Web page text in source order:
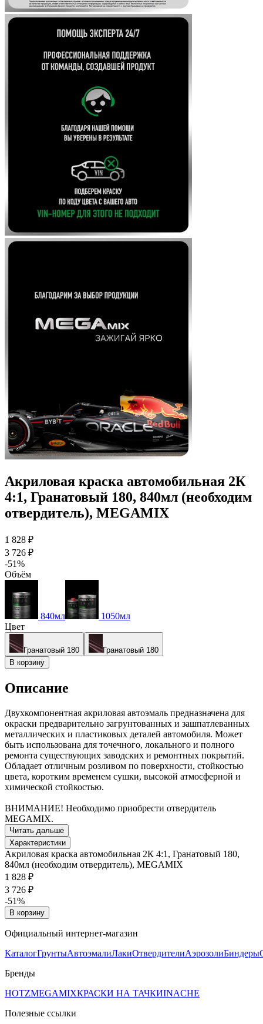
Акриловая краска автомобильная 2К
4:1, Гранатовый 180, 840мл (необходим
отвердитель), MEGAMIX
1 828 ₽
3 726 ₽
-51%
Объём
840мл
1050мл
Цвет
Гранатовый 180
Гранатовый 180
В корзину
Описание
Двухкомпонентная акриловая автоэмаль предназначена для
окраски предварительно загрунтованных и зашпатлеванных
металлических и пластиковых деталей автомобиля. Может
быть использована для точечного, локального и полного
ремонта существующих заводских и ремонтных покрытий.
Обладает отличным розливом по поверхности, стойкостью
цвета, коротким временем сушки, высокой атмосферной и
химической стойкостью.
ВНИМАНИЕ! Необходимо приобрести отвердитель
MEGAMIX.
Читать дальше
Характеристики
Акриловая краска автомобильная 2К 4:1, Гранатовый 180,
840мл (необходим отвердитель), MEGAMIX
1 828 ₽
3 726 ₽
-51%
В корзину
Официальный интернет-магазин
КаталогГрунтыАвтоэмалиЛакиОтвердителиАэрозолиБиндеры
Бренды
HOTZMEGAMIXКРАСКИ НА ТАЧКИINACHE
Полезные ссылки